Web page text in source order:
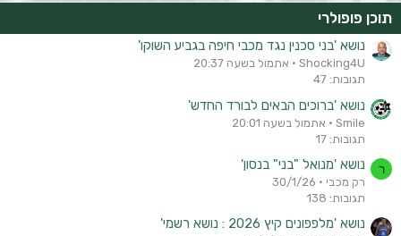
תוכן פופולרי
נושא 'בני סכנין נגד מכבי חיפה בגביע השוקו'
Shocking4U
אתמול בשעה 20:37
תגובות: 47
נושא 'ברוכים הבאים לבורד החדש'
Smile
אתמול בשעה 20:01
תגובות: 17
ר נושא 'מנואל "בני" בנסון'
רק מכבי
30/1/26
תגובות: 138
נושא 'מלפפונים קיץ 2026 : נושא רשמי'